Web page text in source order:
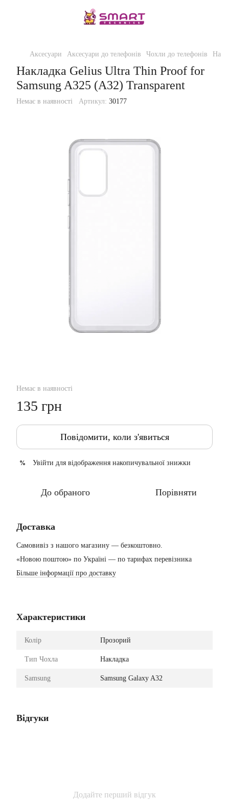
Аксесуари Аксесуари до телефонів Чохли до телефонів
Накладка Gelius Ultra Thin Proof for
Samsung A325 (A32) Transparent
Немає в наявності Артикул: 30177
Немає в наявності
135 грн
Повідомити, коли з'явиться
% Увійти для відображення накопичувальної знижки
До обраного Порівняти
Доставка
Самовивіз з нашого магазину — безкоштовно.
«Новою поштою» по Україні — по тарифах перевізника
Більше інформації про доставку
Характеристики
Колір Прозорий
Тип Чохла Накладка
Samsung Samsung Galaxy A32
Відгуки
Додайте перший відгук